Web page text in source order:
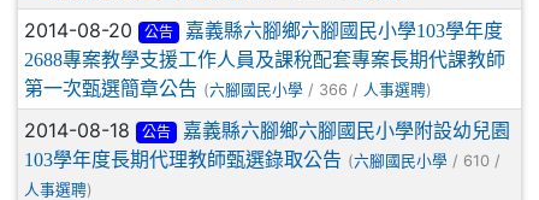
2014-08-20 公告
嘉義縣六腳鄉六腳國民小學103學年度
2688專案教學支援工作人員及課稅配套專案長期代課教師
第一次甄選簡章公告 (六腳國民小學 / 366 / 人事選聘)
2014-08-18 公告
嘉義縣六腳鄉六腳國民小學附設幼兒園
103學年度長期代理教師甄選錄取公告 (六腳國民小學 / 610 /
人事選聘)